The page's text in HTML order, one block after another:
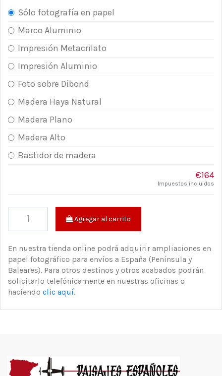
Sólo fotografía en papel
Marco Aluminio
Impresión Metacrilato
Impresión Aluminio
Foto sobre Dibond
Madera Haya Natural
Madera Plano
Madera Alto
Bastidor de madera
€164
Impuestos incluidos
Agregar al carrito
En nuestra tienda online podrá adquirir ampliaciones en
papel fotográfico para envíos a España (Península y
Baleares). Para otros destinos y otros acabados podrán
solicitarlo telefónicamente en nuestras oficinas o
haciendo clic aquí.